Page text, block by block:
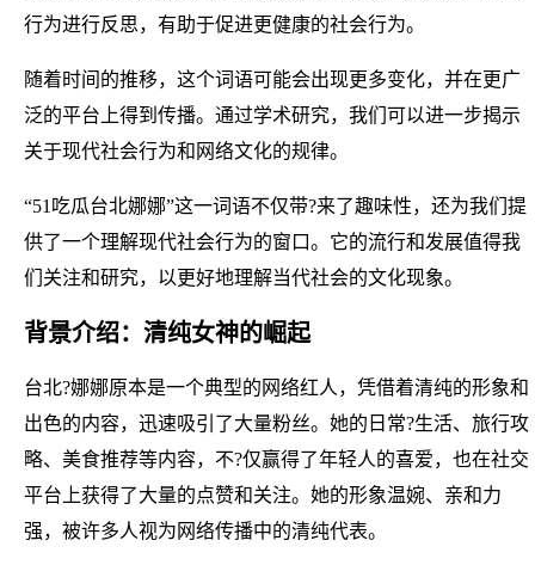
行为进行反思，有助于促进更健康的社会行为。
随着时间的推移，这个词语可能会出现更多变化，并在更广
泛的平台上得到传播。通过学术研究，我们可以进一步揭示
关于现代社会行为和网络文化的规律。
“51吃瓜台北娜娜”这一词语不仅带?来了趣味性，还为我们提
供了一个理解现代社会行为的窗口。它的流行和发展值得我
们关注和研究，以更好地理解当代社会的文化现象。
背景介绍：清纯女神的崛起
台北?娜娜原本是一个典型的网络红人，凭借着清纯的形象和
出色的内容，迅速吸引了大量粉丝。她的日常?生活、旅行攻
略、美食推荐等内容，不?仅赢得了年轻人的喜爱，也在社交
平台上获得了大量的点赞和关注。她的形象温婉、亲和力
强，被许多人视为网络传播中的清纯代表。